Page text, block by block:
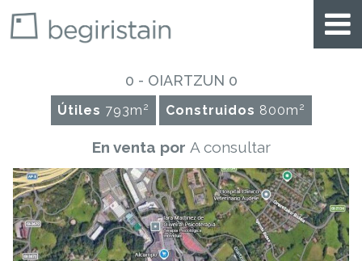
0 - OIARTZUN 0
Útiles 793m 2 Construidos 800m 2
En venta por A consultar